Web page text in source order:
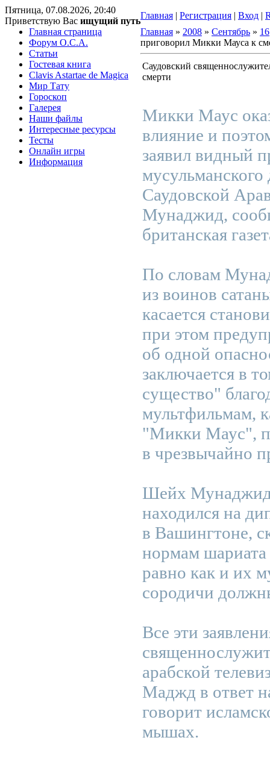
Пятница, 07.08.2026, 20:40
Приветствую Вас ищущий путь
Главная | Регистрация | Вход |
Главная страница
Форум O.C.A.
Статьи
Гостевая книга
Clavis Astartae de Magica
Мир Тату
Гороскоп
Галерея
Наши файлы
Интересные ресурсы
Тесты
Онлайн игры
Информация
Главная » 2008 » Сентябрь » 16
приговорил Микки Мауса к
Саудовский
смерти
Микки Маус
влияние и
заявил видный
мусульманского
Саудовской
Мунаджид,
британская
По словам
из воинов
касается
при этом
об одной
заключается в
существо"
мультфильмам,
"Микки Маус",
в чрезвычайно
Шейх
находился на
в Вашингтоне,
нормам
равно как и их
сородичи
Все эти
арабской
Маджд в ответ
говорит
мышах.